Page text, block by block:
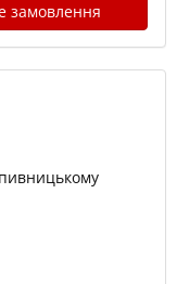
замовлення